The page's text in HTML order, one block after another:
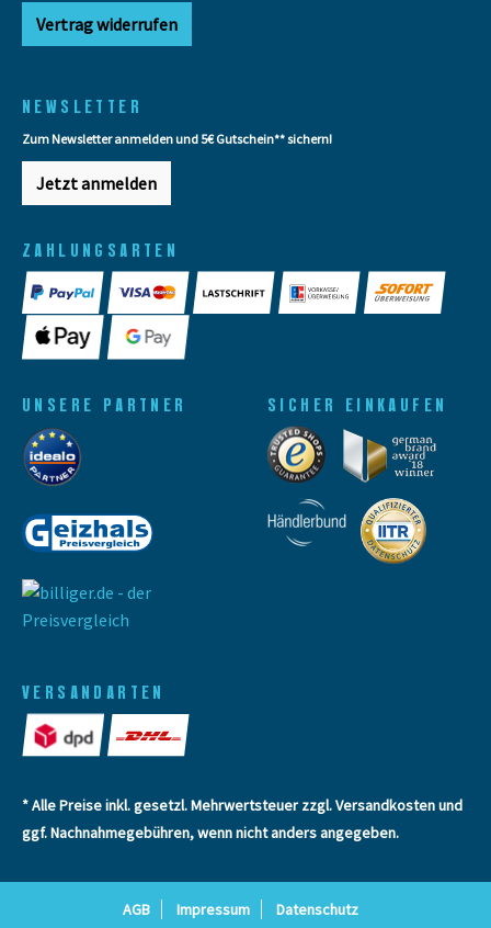
Vertrag widerrufen
NEWSLETTER
Zum Newsletter anmelden und 5€ Gutschein** sichern!
Jetzt anmelden
ZAHLUNGSARTEN
VERSANDARTEN
UNSERE PARTNER SICHER EINKAUFEN
* Alle Preise inkl. gesetzl. Mehrwertsteuer zzgl.Versandkostenund
ggf. Nachnahmegebühren, wenn nicht anders angegeben.
AGB Impressum Datenschutz